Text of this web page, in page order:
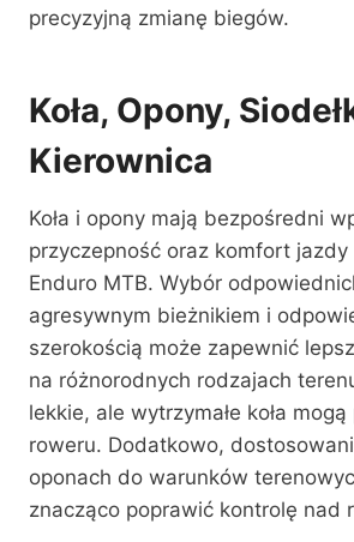
precyzyjną zmianę biegów.
Koła, Opony,
Kierownica
Koła i opony mają bezpośredni
przyczepność oraz komfort jazdy
Enduro MTB. Wybór
agresywnym bieżnikiem i
szerokością może zapewnić
na różnorodnych rodzajach
lekkie, ale wytrzymałe koła
roweru. Dodatkowo,
oponach do warunków
znacząco poprawić kontrolę nad